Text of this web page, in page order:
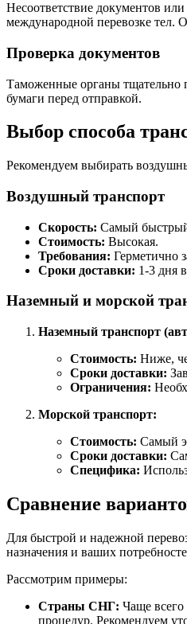
Несоответствие документов
международной перевозке тел.
Проверка документов
Таможенные органы тщательно
бумаги перед отправкой.
Выбор способа
Рекомендуем выбирать
Воздушный транспорт
Скорость: Самый
Стоимость: Высокая.
Требования: Герметично
Сроки доставки: 1-3 дня
Наземный и морской
Наземный транспорт
Стоимость: Ниже,
Сроки доставки:
Ограничения:
Морской транспорт:
Стоимость: Самый
Сроки доставки:
Специфика:
Сравнение
Для быстрой и надежной
назначения и ваших
Рассмотрим примеры:
Страны СНГ: Чаще
процедур. Рекомендуем